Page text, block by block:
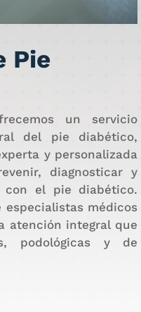
Pie
un servicio
del pie diabético,
y personalizada
diagnosticar y
con el pie diabético.
médicos
atención integral que
podológicas y de